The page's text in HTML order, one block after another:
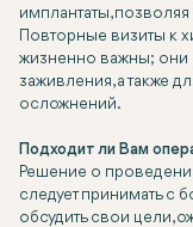
имплантаты,
Повторные визиты к
жизненно важны; они
заживления, а также
осложнений.
Подходит ли Вам
Решение о
следует принимать с
обсудить свои цели,